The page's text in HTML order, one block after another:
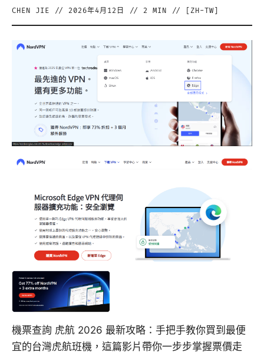
CHEN JIE // 2026年4月12日 // 2 MIN // [ ZH-TW
機票查詢 虎航 2026 最新攻略：手把手教你買到最便
宜的台灣虎航班機，這篇影片帶你一步步掌握票價走